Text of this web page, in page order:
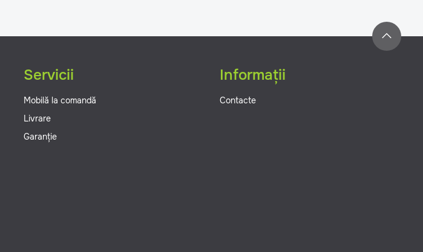
Servicii
Mobilă la comandă
Livrare
Garanție
Informații
Contacte